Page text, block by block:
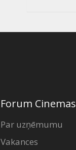
Forum Cinemas
Par uzņēmumu
Vakances